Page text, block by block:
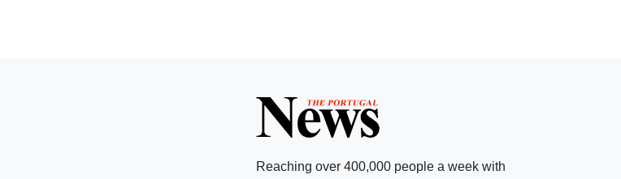
Reaching over 400,000 people a week with